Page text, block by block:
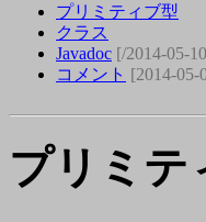
プリミティブ型
クラス
Javadoc [/2014-05-
コメント [2014-05-
プリミテ